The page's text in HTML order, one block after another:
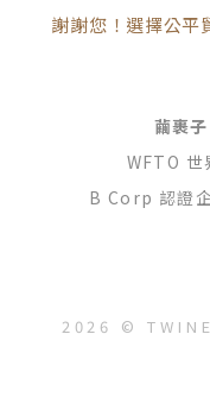
謝謝您！選擇公平
繭裹
WFTO 世
B Corp 認證
2026 ©